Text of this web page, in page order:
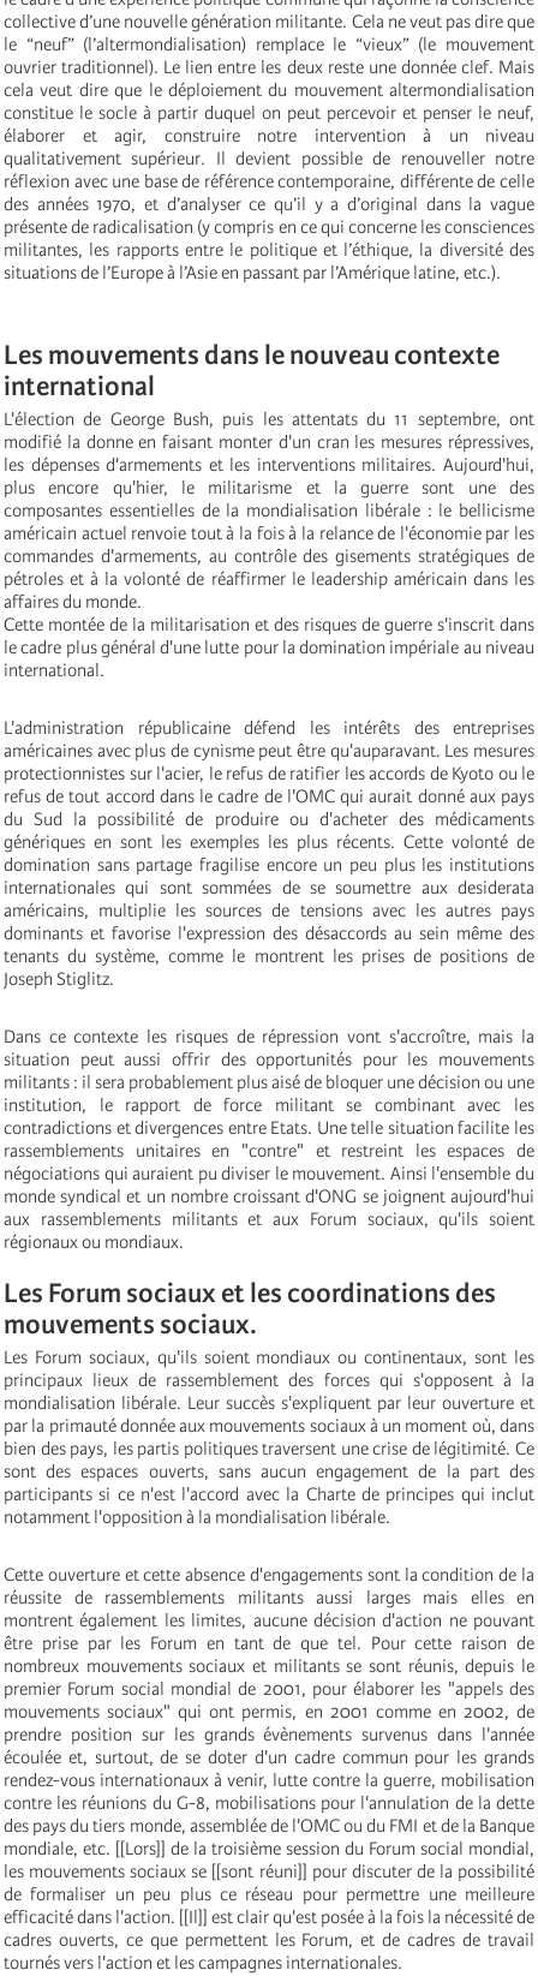
collective d’une nouvelle génération militante. Cela ne veut pas dire que
le “neuf” (l’altermondialisation) remplace le “vieux” (le mouvement
ouvrier traditionnel). Le lien entre les deux reste une donnée clef. Mais
cela veut dire que le déploiement du mouvement altermondialisation
constitue le socle à partir duquel on peut percevoir et penser le neuf,
élaborer et agir, construire notre intervention à un niveau
qualitativement supérieur. Il devient possible de renouveller notre
réflexion avec une base de référence contemporaine, différente de celle
des années 1970, et d’analyser ce qu’il y a d’original dans la vague
présente de radicalisation (y compris en ce qui concerne les consciences
militantes, les rapports entre le politique et l’éthique, la diversité des
situations de l’Europe à l’Asie en passant par l’Amérique latine, etc.).
Les mouvements dans le nouveau contexte
international
L'élection de George Bush, puis les attentats du 11 septembre, ont
modifié la donne en faisant monter d'un cran les mesures répressives,
les dépenses d'armements et les interventions militaires. Aujourd'hui,
plus encore qu'hier, le militarisme et la guerre sont une des
composantes essentielles de la mondialisation libérale : le bellicisme
américain actuel renvoie tout à la fois à la relance de l'économie par les
commandes d'armements, au contrôle des gisements stratégiques de
pétroles et à la volonté de réaffirmer le leadership américain dans les
affaires du monde.
Cette montée de la militarisation et des risques de guerre s'inscrit dans
le cadre plus général d'une lutte pour la domination impériale au niveau
international.
L'administration républicaine défend les intérêts des entreprises
américaines avec plus de cynisme peut être qu'auparavant. Les mesures
protectionnistes sur l'acier, le refus de ratifier les accords de Kyoto ou le
refus de tout accord dans le cadre de l'OMC qui aurait donné aux pays
du Sud la possibilité de produire ou d'acheter des médicaments
génériques en sont les exemples les plus récents. Cette volonté de
domination sans partage fragilise encore un peu plus les institutions
internationales qui sont sommées de se soumettre aux desiderata
américains, multiplie les sources de tensions avec les autres pays
dominants et favorise l'expression des désaccords au sein même des
tenants du système, comme le montrent les prises de positions de
Joseph Stiglitz.
Dans ce contexte les risques de répression vont s'accroître, mais la
situation peut aussi offrir des opportunités pour les mouvements
militants : il sera probablement plus aisé de bloquer une décision ou une
institution, le rapport de force militant se combinant avec les
contradictions et divergences entre Etats. Une telle situation facilite les
rassemblements unitaires en "contre" et restreint les espaces de
négociations qui auraient pu diviser le mouvement. Ainsi l'ensemble du
monde syndical et un nombre croissant d'ONG se joignent aujourd'hui
aux rassemblements militants et aux Forum sociaux, qu'ils soient
régionaux ou mondiaux.
Les Forum sociaux et les coordinations des
mouvements sociaux.
Les Forum sociaux, qu'ils soient mondiaux ou continentaux, sont les
principaux lieux de rassemblement des forces qui s'opposent à la
mondialisation libérale. Leur succès s'expliquent par leur ouverture et
par la primauté donnée aux mouvements sociaux à un moment où, dans
bien des pays, les partis politiques traversent une crise de légitimité. Ce
sont des espaces ouverts, sans aucun engagement de la part des
participants si ce n'est l'accord avec la Charte de principes qui inclut
notamment l'opposition à la mondialisation libérale.
Cette ouverture et cette absence d'engagements sont la condition de la
réussite de rassemblements militants aussi larges mais elles en
montrent également les limites, aucune décision d'action ne pouvant
être prise par les Forum en tant de que tel. Pour cette raison de
nombreux mouvements sociaux et militants se sont réunis, depuis le
premier Forum social mondial de 2001, pour élaborer les "appels des
mouvements sociaux" qui ont permis, en 2001 comme en 2002, de
prendre position sur les grands évènements survenus dans l'année
écoulée et, surtout, de se doter d'un cadre commun pour les grands
rendez-vous internationaux à venir, lutte contre la guerre, mobilisation
contre les réunions du G-8, mobilisations pour l'annulation de la dette
des pays du tiers monde, assemblée de l'OMC ou du FMI et de la Banque
mondiale, etc. [[Lors]] de la troisième session du Forum social mondial,
les mouvements sociaux se [[sont réuni]] pour discuter de la possibilité
de formaliser un peu plus ce réseau pour permettre une meilleure
efficacité dans l'action. [[Il]] est clair qu'est posée à la fois la nécessité de
cadres ouverts, ce que permettent les Forum, et de cadres de travail
tournés vers l'action et les campagnes internationales.